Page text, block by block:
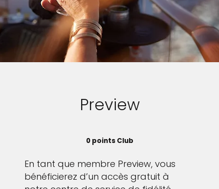
Preview
0 points Club
En tant que membre Preview, vous
bénéficierez d’un accès gratuit à